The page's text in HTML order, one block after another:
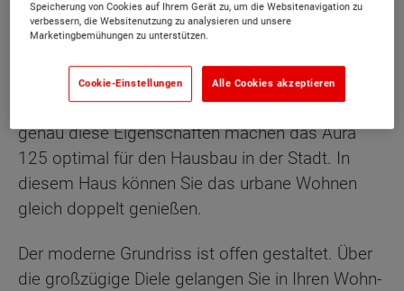
Beschreibung
Maximaler Komfort bei schlanken Außenmaßen,
genau diese Eigenschaften machen das Aura
125 optimal für den Hausbau in der Stadt. In
diesem Haus können Sie das urbane Wohnen
gleich doppelt genießen.
Der moderne Grundriss ist offen gestaltet. Über
die großzügige Diele gelangen Sie in Ihren Wohn-
Speicherung von Cookies auf Ihrem Gerät zu, um die Websitenavigation zu
verbessern, die Websitenutzung zu analysieren und unsere
Marketingbemühungen zu unterstützen.
Cookie-Einstellungen Alle Cookies akzeptieren